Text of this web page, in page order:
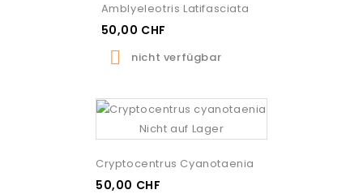
Amblyeleotris Latifasciata
50,00 CHF
 nicht verfügbar
Nicht auf Lager
Cryptocentrus Cyanotaenia
50,00 CHF